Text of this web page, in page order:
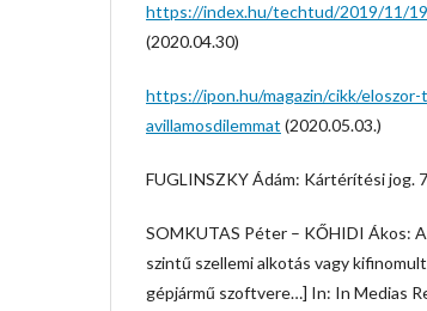
https://index.hu/techtud/2019/11/19/
(2020.04.30)
https://ipon.hu/magazin/cikk/
avillamosdilemmat (2020.05.03.)
FUGLINSZKY Ádám: Kártérítési jog.
SOMKUTAS Péter – KŐHIDI Ákos:
szintű szellemi alkotás vagy
gépjármű szoftvere…] In: In Medias